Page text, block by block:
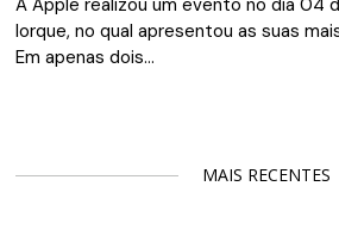
A Apple realizou um evento no dia 04
Iorque, no qual apresentou as suas
Em apenas dois…
MAIS RECENTES